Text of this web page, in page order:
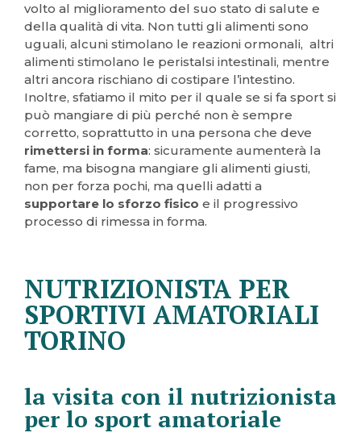
volto al miglioramento del suo stato di salute e
della qualità di vita. Non tutti gli alimenti sono
uguali, alcuni stimolano le reazioni ormonali, altri
alimenti stimolano le peristalsi intestinali, mentre
altri ancora rischiano di costipare l’intestino.
Inoltre, sfatiamo il mito per il quale se si fa sport si
può mangiare di più perché non è sempre
corretto, soprattutto in una persona che deve
rimettersi in forma: sicuramente aumenterà la
fame, ma bisogna mangiare gli alimenti giusti,
non per forza pochi, ma quelli adatti a
supportare lo sforzo fisico e il progressivo
processo di rimessa in forma.
NUTRIZIONISTA PER
SPORTIVI AMATORIALI
TORINO
la visita con il nutrizionista
per lo sport amatoriale